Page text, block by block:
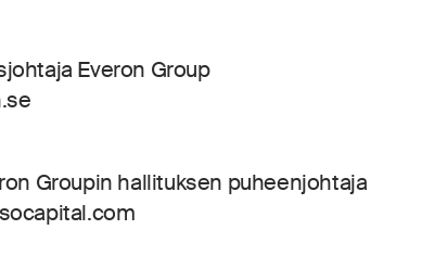
Everon Group
Groupin hallituksen puheenjohtaja